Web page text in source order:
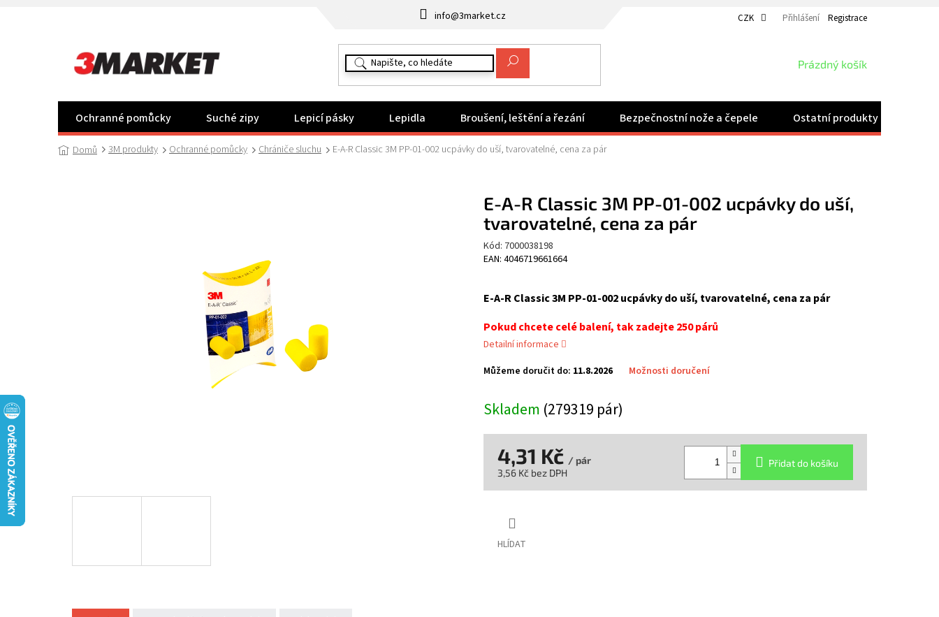
info@3market.cz CZK Přihlášení Registrace
NÁKUPNÍ
Prázdný košík
Ochranné pomůcky Suché zipy Lepicí pásky Lepidla Broušení, leštění a řezání Bezpečnostní nože a čepele Ostatní produkty
Domů 3M produkty Ochranné pomůcky Chrániče sluchu E-A-R Classic 3M PP-01-002 ucpávky do uší, tvarovatelné, cena za pár
Skladem (279319 pár)
Můžeme doručit do: 11.8.2026 Možnosti doručení
E-A-R Classic 3M PP-01-002 ucpávky do uší, tvarovatelné, cena za pár
Pokud chcete celé balení, tak zadejte 250 párů
Detailní informace
HLÍDAT
4,31 Kč / pár
3,56 Kč bez DPH
Přidat do košíku
E-A-R Classic 3M PP-01-002 ucpávky do uší,
tvarovatelné, cena za pár
Kód: 7000038198
EAN: 4046719661664